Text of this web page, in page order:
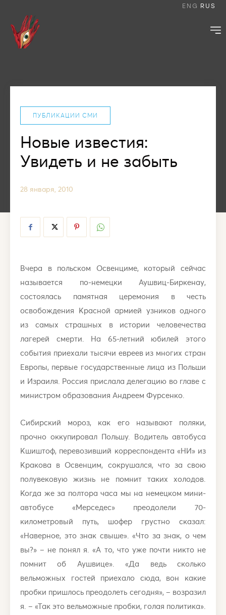
ENG RUS
ПУБЛИКАЦИИ СМИ
Новые известия:
Увидеть и не забыть
28 января, 2010
Вчера в польском Освенциме, который сейчас
называется по-немецки Аушвиц-Биркенау,
состоялась памятная церемония в честь
освобождения Красной армией узников одного
из самых страшных в истории человечества
лагерей смерти. На 65-летний юбилей этого
события приехали тысячи евреев из многих стран
Европы, первые государственные лица из Польши
и Израиля. Россия прислала делегацию во главе с
министром образования Андреем Фурсенко.
Сибирский мороз, как его называют поляки,
прочно оккупировал Польшу. Водитель автобуса
Кшиштоф, перевозивший корреспондента «НИ» из
Кракова в Освенцим, сокрушался, что за свою
полувековую жизнь не помнит таких холодов.
Когда же за полтора часа мы на немецком мини-
автобусе «Мерседес» преодолели 70-
километровый путь, шофер грустно сказал:
«Наверное, это знак свыше». «Что за знак, о чем
вы?» – не понял я. «А то, что уже почти никто не
помнит об Аушвице». «Да ведь сколько
вельможных гостей приехало сюда, вон какие
пробки пришлось преодолеть сегодня», – возразил
я. – «Так это вельможные пробки, голая политика».